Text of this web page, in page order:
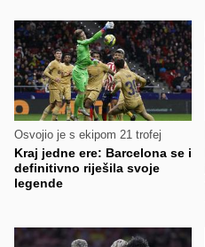
Osvojio je s ekipom 21 trofej
Kraj jedne ere: Barcelona se i
definitivno riješila svoje
legende